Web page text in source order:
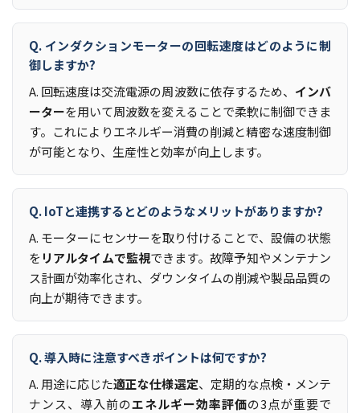
Q. インダクションモーターの回転速度はどのように制
御しますか?
A. 回転速度は交流電源の周波数に依存するため、 インバ
ーターを用いて周波数を変えることで柔軟に制御できま
す。これによりエネルギー消費の削減と精密な速度制御
が可能となり、生産性と効率が向上します。
Q. IoTと連携するとどのようなメリットがありますか?
A. モーターにセンサーを取り付けることで、設備の状態
を リアルタイムで監視できます。故障予知やメンテナン
ス計画が効率化され、ダウンタイムの削減や製品品質の
向上が期待できます。
Q. 導入時に注意すべきポイントは何ですか?
A. 用途に応じた適正な仕様選定、定期的な点検・メンテ
ナンス、導入前のエネルギー効率評価の3点が重要で